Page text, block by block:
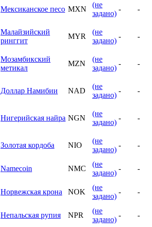
Мексиканское песо MXN
(не
задано)
- -
Малайзийский
ринггит
MYR
(не
задано)
- -
Мозамбикский
метикал
MZN
(не
задано)
- -
Доллар Намибии NAD
(не
задано)
- -
Нигерийская найра NGN
(не
задано)
- -
Золотая кордоба NIO
(не
задано)
- -
Namecoin NMC
(не
задано)
- -
Норвежская крона NOK
(не
задано)
- -
Непальская рупия NPR
(не
задано)
-
-